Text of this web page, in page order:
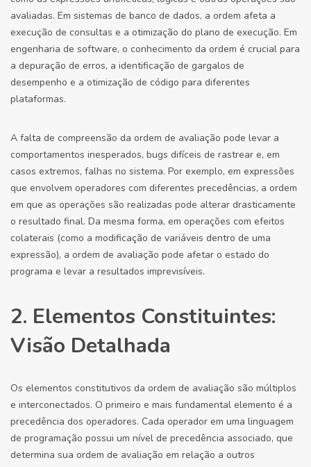
avaliadas. Em sistemas de banco de dados, a ordem afeta a
execução de consultas e a otimização do plano de execução. Em
engenharia de software, o conhecimento da ordem é crucial para
a depuração de erros, a identificação de gargalos de
desempenho e a otimização de código para diferentes
plataformas.
A falta de compreensão da ordem de avaliação pode levar a
comportamentos inesperados, bugs difíceis de rastrear e, em
casos extremos, falhas no sistema. Por exemplo, em expressões
que envolvem operadores com diferentes precedências, a ordem
em que as operações são realizadas pode alterar drasticamente
o resultado final. Da mesma forma, em operações com efeitos
colaterais (como a modificação de variáveis dentro de uma
expressão), a ordem de avaliação pode afetar o estado do
programa e levar a resultados imprevisíveis.
2. Elementos Constituintes:
Visão Detalhada
Os elementos constitutivos da ordem de avaliação são múltiplos
e interconectados. O primeiro e mais fundamental elemento é a
precedência dos operadores. Cada operador em uma linguagem
de programação possui um nível de precedência associado, que
determina sua ordem de avaliação em relação a outros